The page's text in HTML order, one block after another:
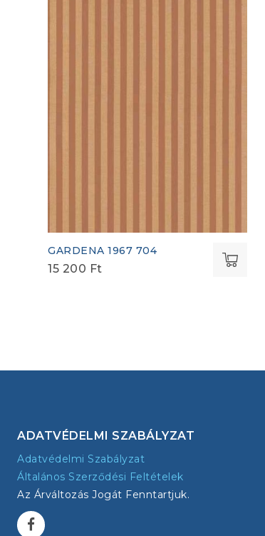
GARDENA 1967 704
15 200 Ft
ADATVÉDELMI SZABÁLYZAT
Adatvédelmi Szabályzat
Általános Szerződési Feltételek
Az Árváltozás Jogát Fenntartjuk.